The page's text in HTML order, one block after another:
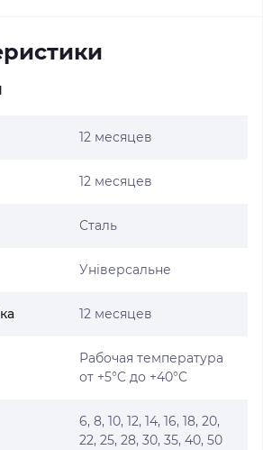
12 месяцев
12 месяцев
Сталь
Універсальне
12 месяцев
Рабочая температура
от +5°C до +40°C
6, 8, 10, 12, 14, 16, 18, 20,
22, 25, 28, 30, 35, 40, 50